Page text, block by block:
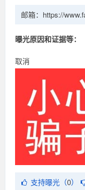
邮箱：https://
曝光原因和证据等：
取消
支持曝光（0）